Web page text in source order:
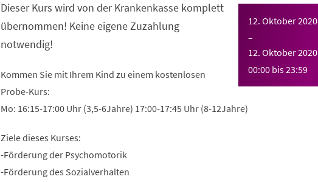
12. Oktober 2020
–
12. Oktober 2020
00:00 bis23:59
Dieser Kurs wird von der Krankenkasse komplett
übernommen! Keine eigene Zuzahlung
notwendig!
Kommen Sie mit Ihrem Kind zu einem kostenlosen
Probe-Kurs:
Mo: 16:15-17:00 Uhr (3,5-6Jahre) 17:00-17:45 Uhr (8-12Jahre)
Ziele dieses Kurses:
-Förderung der Psychomotorik
-Förderung des Sozialverhalten